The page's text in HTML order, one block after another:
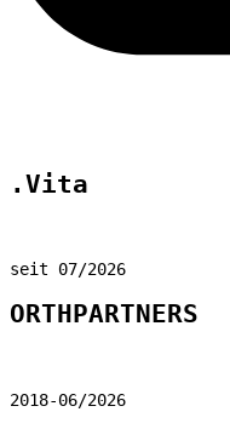
.Vita
seit 07/2026
ORTHPARTNERS
2018-06/2026